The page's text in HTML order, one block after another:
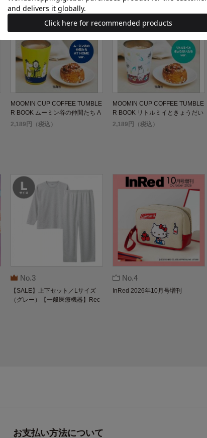
MOOMIN CUP COFFEE TUMBLE
R BOOK ムーミン谷の仲間たち A
T HOME ver.
2,189円（税込）
MOOMIN CUP COFFEE TUMBLE
R BOOK リトルミイときょうだい
たち ver.
2,189円（税込）
No.3
【SALE】上下セット／Lサイズ
（グレー）【一般医療機器】Rec
No.4
InRed 2026年10月号増刊
お支払い方法について